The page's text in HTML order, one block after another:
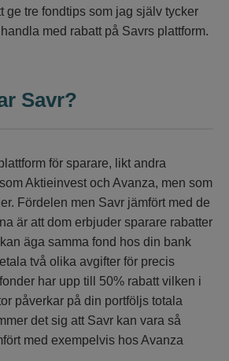
ge tre fondtips som jag själv tycker
med rabatt på Savrs plattform.
Savr?
för sparare, likt andra
Aktieinvest och Avanza, men som
Fördelen men Savr jämfört med de
är att dom erbjuder sparare rabatter
äga samma fond hos din bank
två olika avgifter för precis
har upp till 50% rabatt vilken i
påverkar på din portföljs totala
det sig att Savr kan vara så
med exempelvis hos Avanza